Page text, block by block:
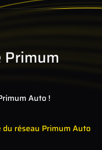
Auto !
réseau Primum Auto